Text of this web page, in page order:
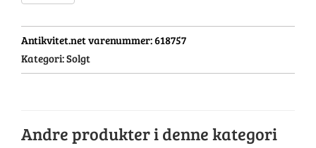
Antikvitet.net varenummer:618757
Kategori:Solgt
Andre produkter i denne kategori